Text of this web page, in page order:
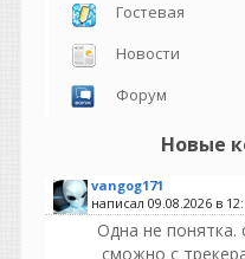
Гостевая
Новости
Форум
Новые
vangog171
написал 09.08.2026 в
Одна не понятка.
сможно с